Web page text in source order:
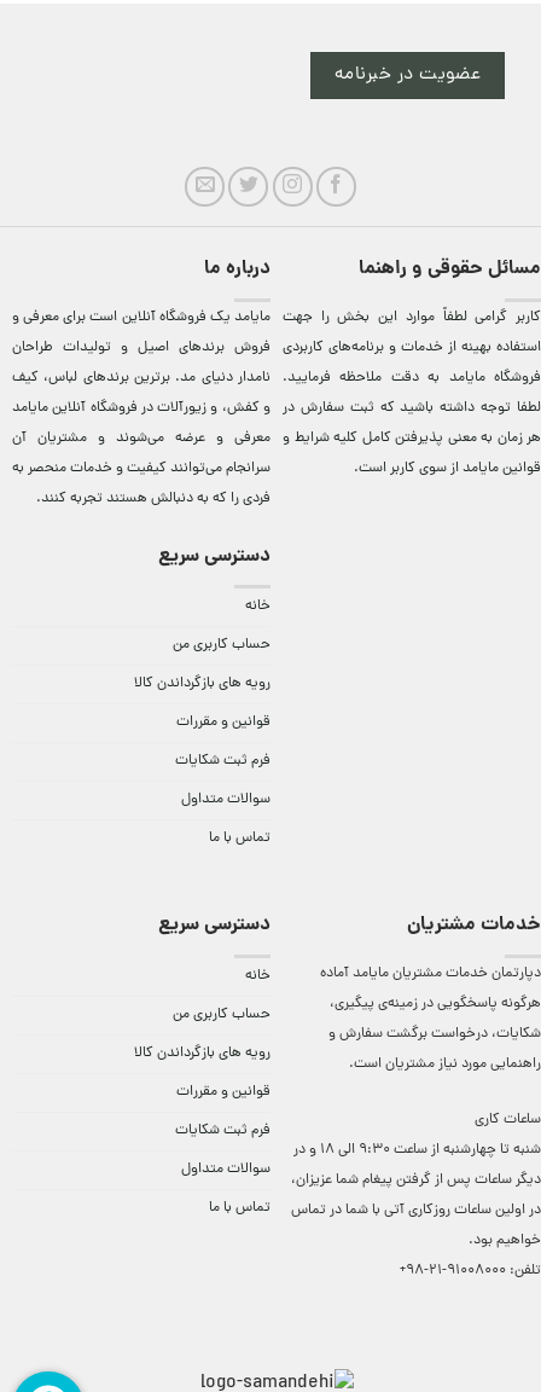
عضویت در خبرنامه
مسائل حقوقی و راهنما
کاربر گرامی لطفاً موارد این بخش را جهت
استفاده بهینه از خدمات و برنامه‌‏های کاربردی
فروشگاه مایامد به دقت ملاحظه فرمایید.
لطفا توجه داشته باشید که ثبت سفارش در
هر زمان به معنی پذیرفتن کامل کلیهشرایط و
قوانین مایامداز سوی کاربر است.
درباره ما
مایامد يک فروشگاه آنلاين است برای معرفی و
فروش برندهای اصيل و توليدات طراحان
نامدار دنيای مد. برترين‌ برندهای لباس، کيف
و کفش، و زيورآلات در فروشگاه آنلاين مایامد
معرفی و عرضه می‌شوند و مشتريان آن
سرانجام می‌توانند کيفيت و خدمات منحصر به
فردی را که به دنبالش هستند تجربه کنند.
دسترسی سریع
خانه
حساب کاربری من
رویه های بازگرداندن کالا
قوانین و مقررات
فرم ثبت شکایات
سوالات متداول
تماس با ما
خدمات مشتریان
دپارتمان خدمات مشتریان مایامد آماده
هرگونه پاسخگویی در زمینه‌ی پیگیری،
شکایات، درخواست برگشت سفارش و
راهنمایی مورد نیاز مشتریان است.
ساعات کاری
شنبه تا چهارشنبه از ساعت 9:30 الی 18 و در
دیگر ساعات ‌پس از گرفتن پیغام شما عزیزان،
در اولین ساعات روزکاری آتی با شما در تماس
خواهیم بود.
تلفن: 91008000-21-98+
دسترسی سریع
خانه
حساب کاربری من
رویه های بازگرداندن کالا
قوانین و مقررات
فرم ثبت شکایات
سوالات متداول
تماس با ما